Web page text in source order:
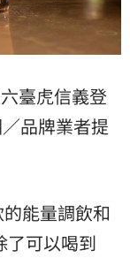
臺虎信義登
品牌業者提
能量調飲和
了可以喝到